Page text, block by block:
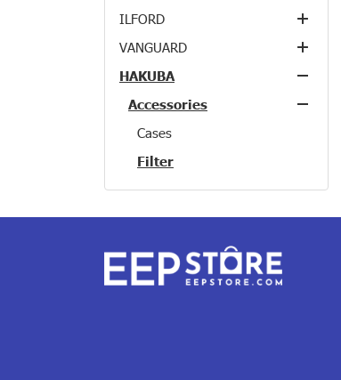
Cases
Camera Straps
Conversion Lens
Flashes
Lens Accessories
Tripods
Others
GR Accessories
GR / GRII Series
GRIIIx Series
Theta Accessories
Film Cameras
DSLR
Medium Format
Binoculars
PENTAX 645 Mount
Fixed Focal
Standard Zoom
Telephoto Zoom
PENTAX K-Mount
All-in-One
Fixed Focal
Accessories
Batteries & Chargers
Cases
Lens Accessories
Others
WG Accessories
Clearance
CANON RF-Mount
All-in-One
Wide Angel Zoom
FUJIFILM X-Mount
All-in-One
Standard Zoom
Ultra Telephoto Zoom
Wide Angel Zoom
NIKON Z-Mount
All-in-One
Wide Angle Zoom
Fixed Focal
Standard Zoom
Telephoto Zoom
Ultra Telephoto Zoom
SONY E-Mount
All-in-One
Fixed Focal
Standard Zoom
Telephoto Zoom
Ultra Telephoto Zoom
Wide Angel Zoom
Micro Four Third
All-in-One
DSLR Mount
All-in-One
Fixed Focal
Standard Zoom
Telephoto Zoom
Accessories
Lens Hood
Front Lens Cap
Lens Rear Cap
Tripod Mouth
Tap-in Console
Clearance
Flash
ILFORD
Films
B&W Flims
Color Flim
Single Use Camera
VANGUARD
Camera Bags
Alta Sky
Divider Bag
Supreme
Supreme Foam
Veo Flex
Veo Range
Tripods
Alta
Espod
Veo
Vesta
Clearance
HAKUBA
Accessories
Cases
Filter
Others
ZHIYUN
Gimbal
Cameras
All Products